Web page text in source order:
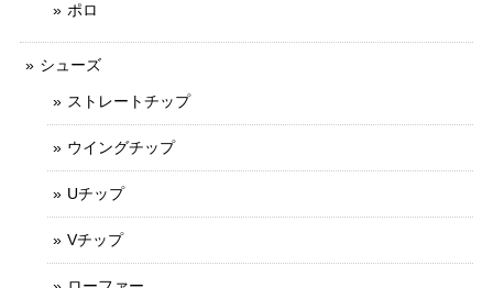
ポロ
シューズ
ストレートチップ
ウイングチップ
Uチップ
Vチップ